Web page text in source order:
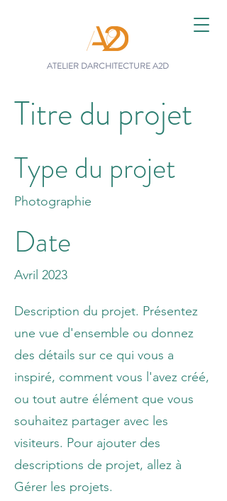
ATELIER DARCHITECTURE A2D
Titre du projet
Type du projet
Photographie
Date
Avril 2023
Description du projet. Présentez
une vue d'ensemble ou donnez
des détails sur ce qui vous a
inspiré, comment vous l'avez créé,
ou tout autre élément que vous
souhaitez partager avec les
visiteurs. Pour ajouter des
descriptions de projet, allez à
Gérer les projets.